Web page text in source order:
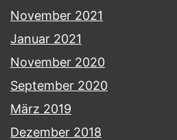
November 2021
Januar 2021
November 2020
September 2020
März 2019
Dezember 2018